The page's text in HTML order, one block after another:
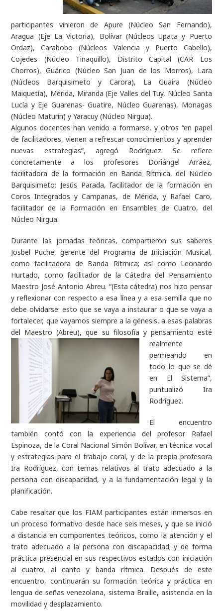
participantes vinieron de Apure (Núcleo San Fernando),
Aragua (Eje La Victoria), Bolívar (Núcleos Upata y Puerto
Ordaz), Carabobo (Núcleos Valencia y Puerto Cabello),
Cojedes (Núcleo Tinaquillo), Distrito Capital (CAR Los
Chorros), Guárico (Núcleo San Juan de los Morros), Lara
(Núcleos Barquisimeto y Carora), La Guaira (Núcleo
Maiquetía), Mérida, Miranda (Eje Valles del Tuy, Núcleo Santa
Lucía y Eje Guarenas- Guatire, Núcleo Guarenas), Monagas
(Núcleo Maturín) y Yaracuy (Núcleo Nirgua).
Algunos docentes han venido a formarse, y otros “en papel
de facilitadores, vienen a refrescar conocimientos y aprender
nuevas estrategias”, agregó Rodríguez. Se refiere
concretamente a los profesores Doriángel Arráez,
facilitadora de la formación en Banda Rítmica, del Núcleo
Barquisimeto; Jesús Parada, facilitador de la formación en
Coros Integrados y Campanas, de Mérida, y Rafael Caro,
facilitador de la Formación en Ensambles de Cuatro, del
Núcleo Nirgua.
Durante las jornadas teóricas, compartieron sus saberes
Josbel Puche, gerente del Programa de Iniciación Musical,
como facilitadora de Banda Rítmica; así como Leonardo
Hurtado, como facilitador de la Cátedra del Pensamiento
Maestro José Antonio Abreu. “(Esta cátedra) nos hizo pensar
y reflexionar con respecto a esa línea y a esa semilla que no
debe olvidarse: esto que se vaya a instaurar o que se vaya a
fortalecer, que vayamos siempre a la génesis, a esas palabras
del Maestro (Abreu), que su filosofía y pensamiento esté
realmente
permeando en
todo lo que se dé
en El Sistema”,
puntualizó Ira
Rodríguez.
El encuentro
también contó con la experiencia del profesor Rafael
Espinoza, de la Coral Nacional Simón Bolívar, en técnica vocal
y estrategias para el trabajo coral, y de la propia profesora
Ira Rodríguez, con temas relativos al trato adecuado a la
persona con discapacidad, y a la fundamentación legal y la
planificación.
Cabe resaltar que los FIAM participantes están inmersos en
un proceso formativo desde hace seis meses, y que se inició
a distancia en componentes teóricos, como la atención y el
trato adecuado a la persona con discapacidad; y de forma
práctica presencial en sus respectivos estados con iniciación
al cuatro, al canto y banda rítmica. Después de este
encuentro, continuarán su formación teórica y práctica en
lengua de señas venezolana, sistema Braille, asistencia en la
movilidad y desplazamiento.